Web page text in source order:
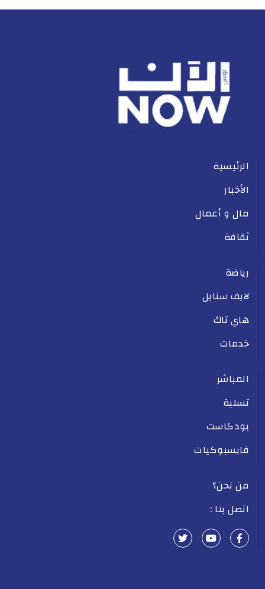
الرئيسية
الأخبار
مال و أعمال
ثقافة
رياضة
لايف ستايل
هاي تاك
خدمات
المباشر
تسلية
بودكاست
فايسبوكيات
من نحن؟
اتصل بنا :